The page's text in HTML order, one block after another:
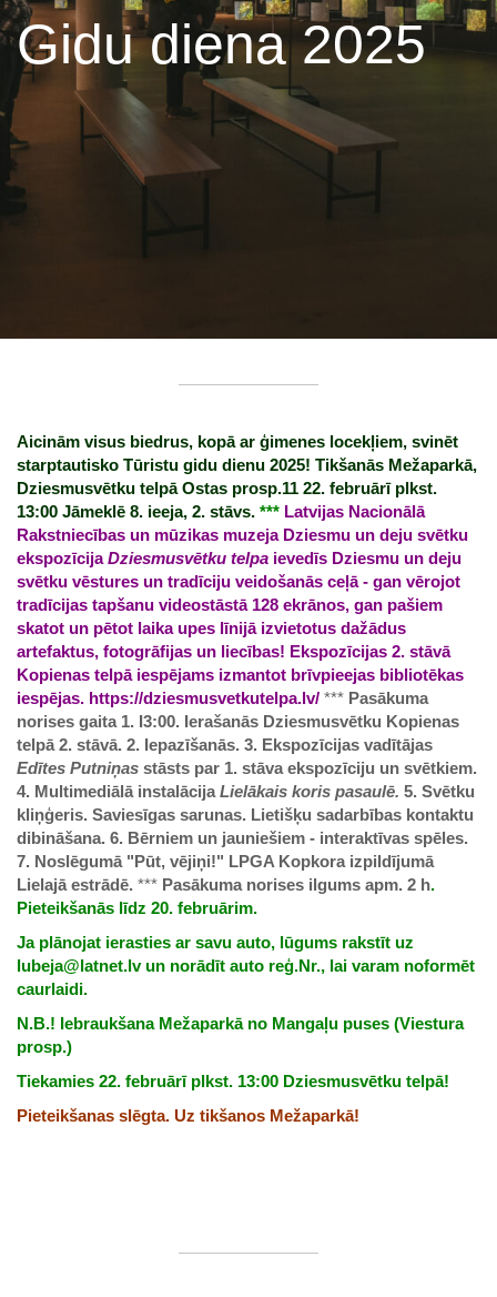
Gidu diena 2025
Aicinām visus biedrus, kopā ar ģimenes locekļiem, svinēt
starptautisko Tūristu gidu dienu 2025! Tikšanās Mežaparkā,
Dziesmusvētku telpā Ostas prosp.11 22. februārī plkst.
13:00 Jāmeklē 8. ieeja, 2. stāvs. *** Latvijas Nacionālā
Rakstniecības un mūzikas muzeja Dziesmu un deju svētku
ekspozīcijaDziesmusvētku telpa ievedīs Dziesmu un deju
svētku vēstures un tradīciju veidošanās ceļā - gan vērojot
tradīcijas tapšanu videostāstā 128 ekrānos, gan pašiem
skatot un pētot laika upes līnijā izvietotus dažādus
artefaktus, fotogrāfijas un liecības! Ekspozīcijas 2. stāvā
Kopienas telpā iespējams izmantot brīvpieejas bibliotēkas
iespējas. https://dziesmusvetkutelpa.lv/ *** Pasākuma
norises gaita 1. I3:00. Ierašanās Dziesmusvētku Kopienas
telpā 2. stāvā. 2. Iepazīšanās. 3. Ekspozīcijas vadītājas
Edītes Putniņas stāsts par 1. stāva ekspozīciju un svētkiem.
4. Multimediālā instalācija Lielākais koris pasaulē. 5. Svētku
kliņģeris. Saviesīgas sarunas. Lietišķu sadarbības kontaktu
dibināšana. 6. Bērniem un jauniešiem - interaktīvas spēles.
7. Noslēgumā "Pūt, vējiņi!" LPGA Kopkora izpildījumā
Lielajā estrādē. *** Pasākuma norises ilgums apm. 2 h.
Pieteikšanās līdz 20. februārim.
Ja plānojat ierasties ar savu auto, lūgums rakstīt uz
lubeja@latnet.lvun norādīt auto reģ.Nr., lai varam noformēt
caurlaidi.
N.B.! Iebraukšana Mežaparkā no Mangaļu puses (Viestura
prosp.)
Tiekamies 22. februārī plkst. 13:00 Dziesmusvētku telpā!
Pieteikšanas slēgta. Uz tikšanos Mežaparkā!